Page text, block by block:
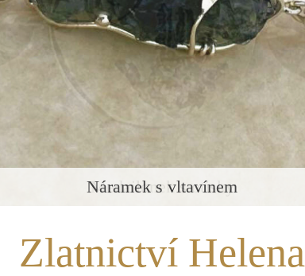
Medailonek s otisky
Zlatnictví Helena